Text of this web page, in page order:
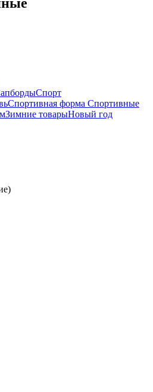
Спорт
Спортивная форма Спортивные
Зимние товарыНовый год